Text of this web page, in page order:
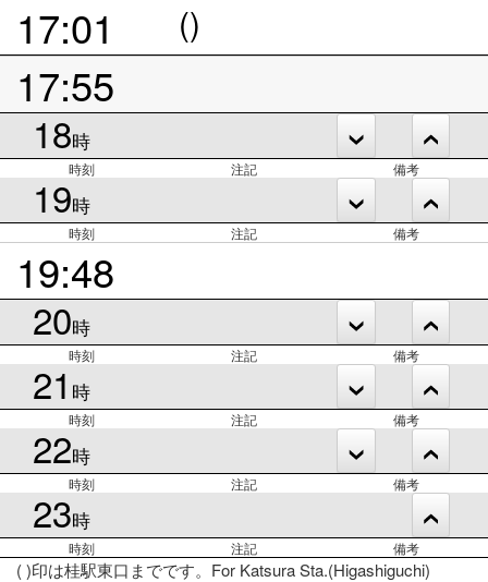
17:01 ()
17:55
18時
時刻 注記 備考
19時
時刻 注記 備考
19:48
20時
時刻 注記 備考
21 時
時刻 注記 備考
22時
時刻 注記 備考
23時
時刻 注記 備考
( )印は桂駅東口までです。For Katsura Sta.(Higashiguchi)